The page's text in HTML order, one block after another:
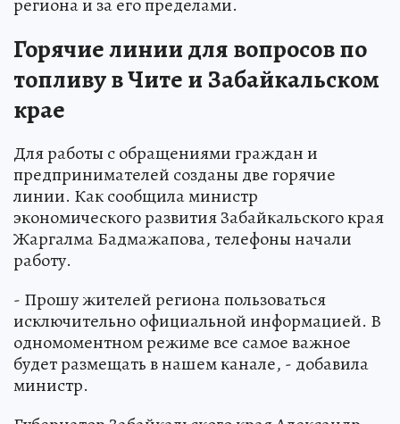
Горячие линии для вопросов по
топливу в Чите и Забайкальском
крае
Для работы с обращениями граждан и
предпринимателей созданы две горячие
линии. Как сообщила министр
экономического развития Забайкальского края
Жаргалма Бадмажапова, телефоны начали
работу.
- Прошу жителей региона пользоваться
исключительно официальной информацией. В
одномоментном режиме все самое важное
будет размещать в нашем канале, - добавила
министр.